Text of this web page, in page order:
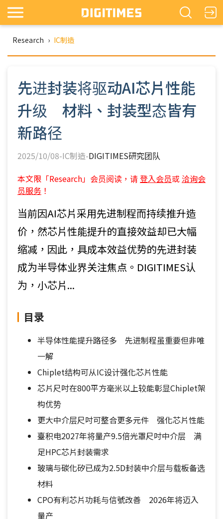
Research › IC制造
先进封装将驱动AI芯片性能
升级 材料、封装型态皆有
新路径
2025/10/08-IC制造-DIGITIMES研究团队
本文限「Research」会员阅读，请登入会员或 洽询会
员服务 ！
当前因AI芯片采用先进制程而持续推升造
价，然芯片性能提升的直接效益却已大幅
缩减，因此，具成本效益优势的先进封装
成为半导体业界关注焦点。DIGITIMES认
为，小芯片...
目录
半导体性能提升路径多 先进制程虽重要但非唯
一解
Chiplet结构可从IC设计强化芯片性能
芯片尺吋在800平方毫米以上较能彰显Chiplet架
构优势
更大中介层尺吋可整合更多元件 强化芯片性能
臺积电2027年将量产9.5倍光罩尺吋中介层 满
足HPC芯片封装需求
玻璃与碳化矽已成为2.5D封装中介层与载板备选
材料
CPO有利芯片功耗与信號改善 2026年将迈入
量产